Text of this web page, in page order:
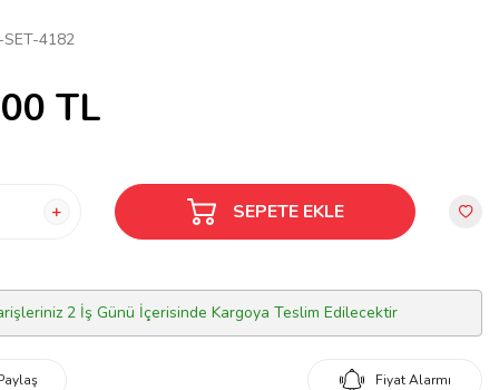
SET-4182
TL
SEPETE EKLE
2 İş Günü İçerisinde Kargoya Teslim Edilecektir
Fiyat Alarmı